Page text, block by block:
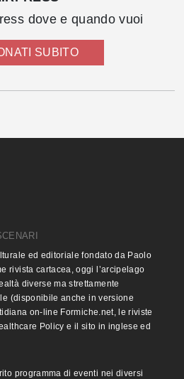
dove e quando vuoi
SUBITO
ed editoriale fondato da Paolo
rivista cartacea, oggi l’arcipelago
diverse ma strettamente
(disponibile anche in versione
on-line Formiche.net, le riviste
Policy e il sito in inglese ed
programma di eventi nei diversi